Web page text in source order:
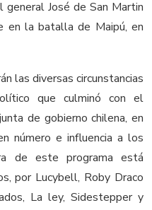
José de San Martin
en la batalla de Maipú, en
las diversas circunstancias
que culminó con el
de gobierno chilena, en
número e influencia a los
de este programa está
por Lucybell, Roby Draco
La ley, Sidestepper y